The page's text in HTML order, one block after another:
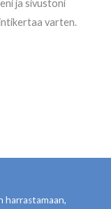
ja sivustoni
varten.
harrastamaan,